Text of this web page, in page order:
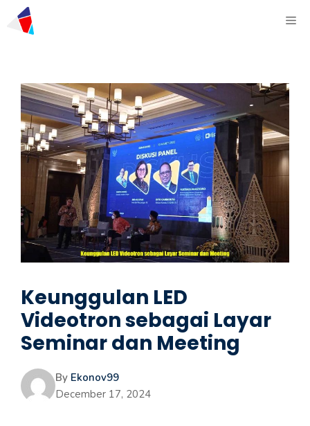
Keunggulan LED
Videotron sebagai Layar
Seminar dan Meeting
By Ekonov99
December 17, 2024